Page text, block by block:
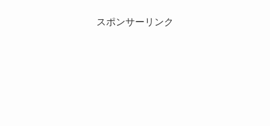
スポンサーリンク